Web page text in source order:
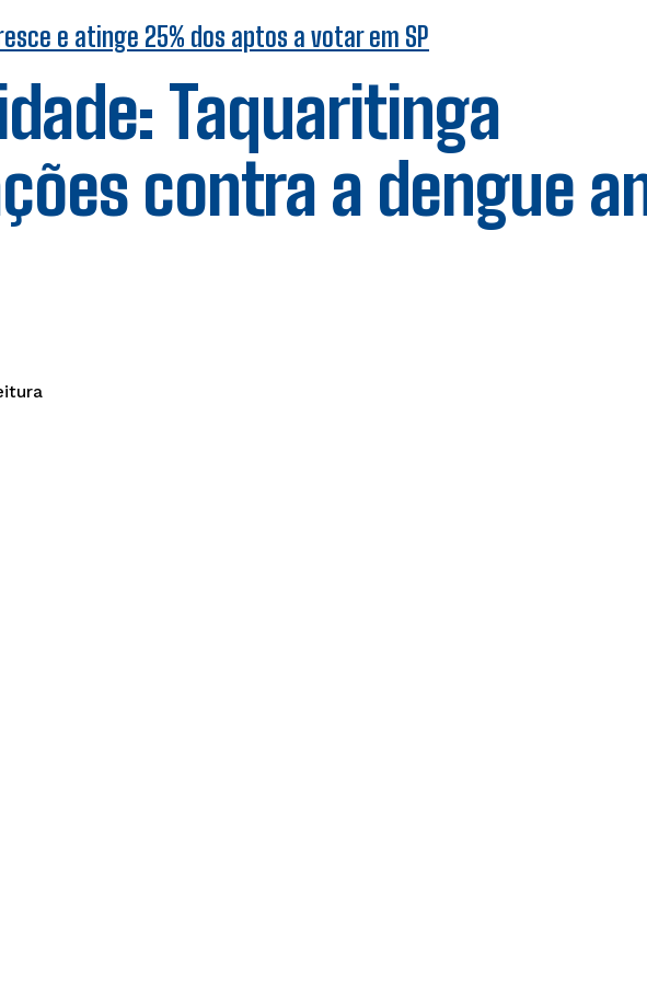
e atinge 25% dos aptos a votar em SP
Taquaritinga
contra a dengue